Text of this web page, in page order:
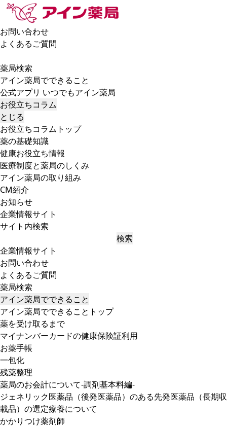
お問い合わせ
よくあるご質問
薬局検索
アイン薬局でできること
公式アプリ いつでもアイン薬局
お役立ちコラム
とじる
お役立ちコラムトップ
薬の基礎知識
健康お役立ち情報
医療制度と薬局のしくみ
アイン薬局の取り組み
CM紹介
お知らせ
企業情報サイト
サイト内検索
検索
企業情報サイト
お問い合わせ
よくあるご質問
薬局検索
アイン薬局でできること
アイン薬局でできることトップ
薬を受け取るまで
マイナンバーカードの健康保険証利用
お薬手帳
一包化
残薬整理
薬局のお会計について-調剤基本料編-
ジェネリック医薬品（後発医薬品）のある先発医薬品（長期収
載品）の選定療養について
かかりつけ薬剤師